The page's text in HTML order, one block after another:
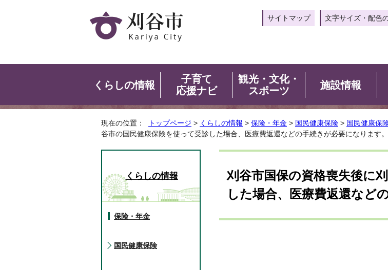
サイトマップ 文字サイズ・配色
くらしの情報
子育て
応援ナビ
観光・文化・
スポーツ
施設情報
現在の位置： トップページ > くらしの情報 > 保険・年金 > 国民健康保険 > 国民健康保
谷市の国民健康保険を使って受診した場合、医療費返還などの手続きが必要になります。
刈谷市国保の資格喪失後に
した場合、医療費返還など
くらしの情報
保険・年金
国民健康保険